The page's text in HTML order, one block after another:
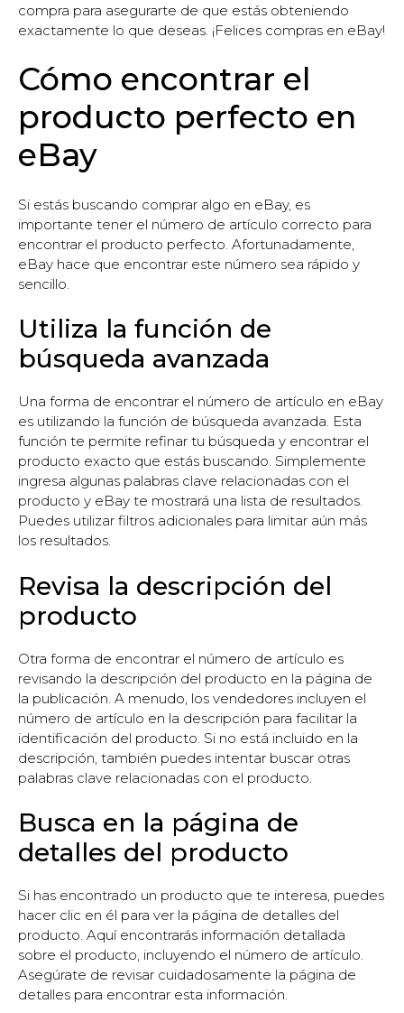
compra para asegurarte de que estás obteniendo
exactamente lo que deseas. ¡Felices compras en eBay!
Cómo encontrar el
producto perfecto en
eBay
Si estás buscando comprar algo en eBay, es
importante tener el número de artículo correcto para
encontrar el producto perfecto. Afortunadamente,
eBay hace que encontrar este número sea rápido y
sencillo.
Utiliza la función de
búsqueda avanzada
Una forma de encontrar el número de artículo en eBay
es utilizando la función de búsqueda avanzada. Esta
función te permite refinar tu búsqueda y encontrar el
producto exacto que estás buscando. Simplemente
ingresa algunas palabras clave relacionadas con el
producto y eBay te mostrará una lista de resultados.
Puedes utilizar filtros adicionales para limitar aún más
los resultados.
Revisa la descripción del
producto
Otra forma de encontrar el número de artículo es
revisando la descripción del producto en la página de
la publicación. A menudo, los vendedores incluyen el
número de artículo en la descripción para facilitar la
identificación del producto. Si no está incluido en la
descripción, también puedes intentar buscar otras
palabras clave relacionadas con el producto.
Busca en la página de
detalles del producto
Si has encontrado un producto que te interesa, puedes
hacer clic en él para ver la página de detalles del
producto. Aquí encontrarás información detallada
sobre el producto, incluyendo el número de artículo.
Asegúrate de revisar cuidadosamente la página de
detalles para encontrar esta información.